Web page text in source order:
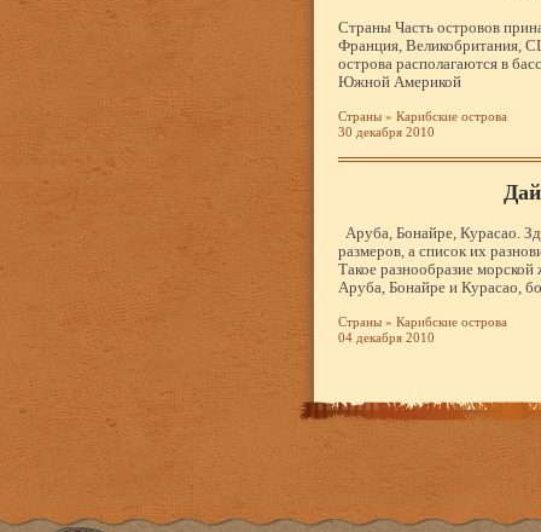
Страны Часть островов
Франция, Великобритания,
острова располагаются в
Южной Америкой
Страны » Карибские острова
30 декабря 2010
Аруба, Бонайре, Курасао.
размеров, а список их
Такое разнообразие
Аруба, Бонайре и Курасао,
Страны » Карибские острова
04 декабря 2010